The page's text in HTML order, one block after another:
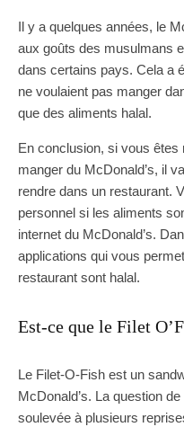
Il y a quelques années, le
aux goûts des musulmans
dans certains pays. Cela a
ne voulaient pas manger
que des aliments halal.
En conclusion, si vous
manger du McDonald’s, il
rendre dans un restaurant.
personnel si les aliments
internet du McDonald’s.
applications qui vous
restaurant sont halal.
Est-ce que le Filet
Le Filet-O-Fish est un
McDonald’s. La question
soulevée à plusieurs